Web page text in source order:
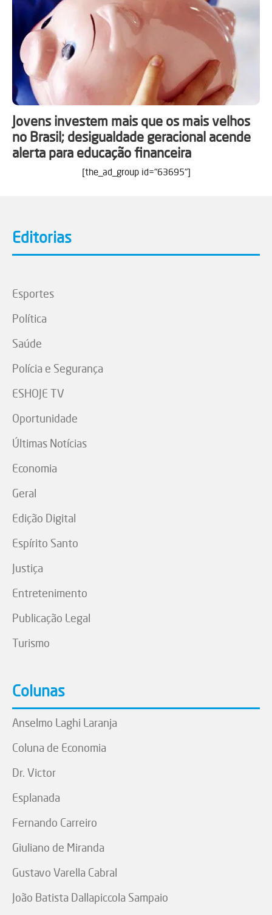
Jovens investem mais que os mais velhos
no Brasil; desigualdade geracional acende
alerta para educação financeira
[the_ad_group id="63695"]
Editorias
Esportes
Política
Saúde
Polícia e Segurança
ESHOJE TV
Oportunidade
Últimas Notícias
Economia
Geral
Edição Digital
Espírito Santo
Justiça
Entretenimento
Publicação Legal
Turismo
Colunas
Anselmo Laghi Laranja
Coluna de Economia
Dr. Victor
Esplanada
Fernando Carreiro
Giuliano de Miranda
Gustavo Varella Cabral
João Batista Dallapiccola Sampaio